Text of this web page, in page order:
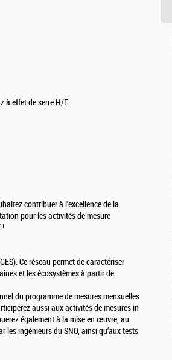
à effet de serre H/F
contribuer à l'excellence de la
pour les activités de mesure
!
Ce réseau permet de caractériser
et les écosystèmes à partir de
du programme de mesures mensuelles
aussi aux activités de mesures in
également à la mise en œuvre, au
ingénieurs du SNO, ainsi qu’aux tests